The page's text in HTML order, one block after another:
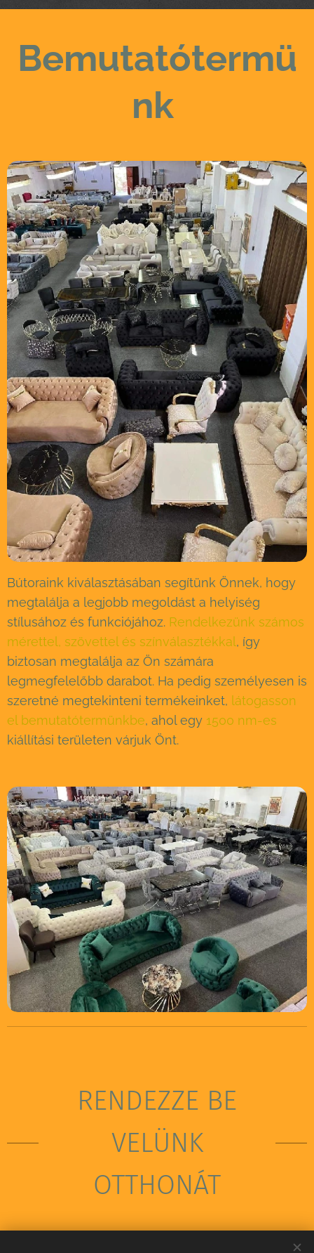
Bemutatótermü
nk
Bútoraink kiválasztásában segítünk Önnek, hogy
megtalálja a legjobb megoldást a helyiség
stílusához és funkciójához. Rendelkezünk számos
mérettel, szövettel és színválasztékkal, így
biztosan megtalálja az Ön számára
legmegfelelőbb darabot. Ha pedig személyesen is
szeretné megtekinteni termékeinket, látogasson
el bemutatótermünkbe, ahol egy 1500 nm-es
kiállítási területen várjuk Önt.
RENDEZZE BE
VELÜNK
OTTHONÁT